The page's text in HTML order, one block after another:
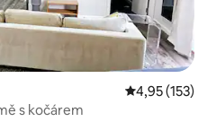
Průměrné
4,95 (153)
s kočárem